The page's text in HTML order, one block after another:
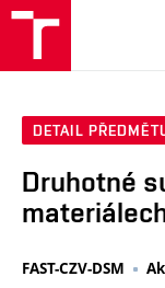
DETAIL
Druhotné
FAST-CZV-DSM